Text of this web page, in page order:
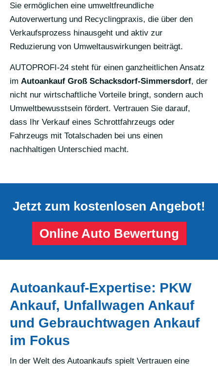
Sie ermöglichen eine umweltfreundliche
Autoverwertung und Recyclingpraxis, die über den
Verkaufsprozess hinausgeht und aktiv zur
Reduzierung von Umweltauswirkungen beiträgt.
AUTOPROFI-24 steht für einen ganzheitlichen Ansatz
im Autoankauf Groß Schacksdorf-Simmersdorf, der
nicht nur wirtschaftliche Vorteile bringt, sondern auch
Umweltbewusstsein fördert. Vertrauen Sie darauf,
dass Ihr Verkauf eines Schrottfahrzeugs oder
Fahrzeugs mit Totalschaden bei uns einen
nachhaltigen Unterschied macht.
Jetzt zum kostenlosen Angebot!
Online Auto Bewertung
Autoankauf-Expertise: PKW
Ankauf, Unfallwagen Ankauf
und Gebrauchtwagen Ankauf
im Fokus
In der Welt des Autoankaufs spielt Vertrauen eine